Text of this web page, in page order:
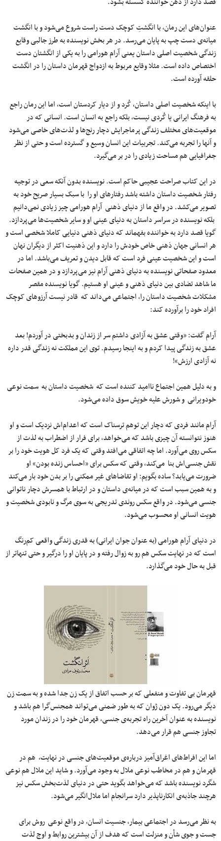
عنوان‌های این رمان، با انگشتِ کوچک دست راست شروع می‌شود و با انگشت
میانه‌ی دست چپ به پایان می‌رسد. در هر بخش نویسنده به طرز جالبی وقایع
زندگی شخصیت اصلی داستان یعنی آرام هورامی را به یکی از انگشتان دست
اختصاص داده است. مثلا وقایع مربوط به ازدواج قهرمان داستان را در انگشت
حلقه آورده است.
با اینکه شخصیت اصلی داستان، کُرد و از دیار کردستان است، اما این رمان راجع
به فرهنگ ایرانی یا کُردی نیست، بلکه راجع به انسان است. انسانی که در
موقعیت‌های مختلف زندگی پرماجرایش دچار رنج‌ها و لذت‌های خاصی می‌شود
و آنها را تجربه می‌کند. تجربیات این انسان وسیع و گسترده است و حتی از نظر
جغرافیایی هم مساحت زیادی را در بر می‌گیرد.
در این کتاب صراحت عجیبی حاکم است. نویسنده بدون آنکه سعی در توجیه
رفتار شخصیت داستان داشته باشد رفتارهای او را با سبک بسیار صریح خود به
تصویر می‌کشد. در واقع ما از دنیای ذهنی آرام هورامی چیز زیادی نمی‌دانیم
بلکه نویسنده در سراسر داستان به دنیای عینی او و سایر شخصیت‌ها می‌پردازد.
گویا قصد دارد به خواننده بفهماند که دنیای ذهنی دنیایی کاملا شخصی است و
هر انسانی جهان ذهنی خاص خودش را دارد و این ذهنیت اکثر از دیگران نهان
است و این شخصیت عینی فرد است که قابل دیدن و تعریف می‌باشد. اما در
معدود صفحاتی نویسنده به دنیای ذهنی آرام نیز می‌پردازد و در همین صفحات
ما شاهد تضادی بین دنیای ذهنی و عینی او هستیم. گویا نویسنده مقصر
مشکلات شخصیت داستان را‌، اجتماعی می‌داند که قادر نیست آرزوهای کوچک
افراد خود را برآورده کند:
آرام گفت: «وقتی عشق به آزادی داشتم سر از زندان و بدبختی در آوردم! بعد
عشق به زندگی پیدا کردم و به اینجا رسیدم. توی این مملکت نه زندگی قدر داره
نه آزادی ارزش»!
و به دلیل همین اجتماع ناامید کننده است که شخصیت داستان به سمت نوعی
خودویرانی و شورش علیه خویش سوق داده می‌شود.
آرام مانند فردی که دچار این توهم ترسناک است که اعدام‌اش نزدیک است و او
هنوز نتوانسته آن چیزی باشد که می‌خواهد، برای فرار از اضطراب به لذت از
سکس روی می‌آورد. اما چه اتفاقی می‌افتد وقتی که یک فرد کل هویت خود را بر
نقش جنسی‌اش بنا می‌کند، وقتی که سکس برای «احساس زنده بودن» او
ضرورت می‌یابد؟ ساده بگویم: او تقاضاهای غیر ممکنی را بر بدن خود بار می‌کند
و به همین سبب است که در میانه‌ی داستان و در ارتباط با همسرش دچار ناتوانی
جنسی می‌شود. در واقع سکس روندی تدریجی به سوی مرگ و نابودی شخصیت و
هویت انسانی او محسوب می‌شود.
در دنیای آرام هورامی (به عنوان جوان ایرانی) به قدری زندگی واقعی کم‌رنگ
است که در نهایت سکس هم رو به زوال رفته و در پایان او را درگیر و حتی تنهاتر از
قبل به حال خود می‌گذارد.
قهرمان بی تفاوت و منفعلی که بر حسب اتفاق از یک زن جدا شده و به سمت زن
دیگر می‌رود. یک دون ژوان که به طور ضمنی می‌تواند همجنس‌گرا هم باشد و
نویسنده به عنوان آخرین راه تجربه‌ی جنسی، قهرمان خود را در زندان مورد
تجاوز جنسی هم قرار می‌دهد.
اما این افراط‌های اغراق‌آمیز درباره‌ی موقعیت‌های جنسی در نهایت، هم در
قهرمان و هم در مخاطب نوعی ملال به وجود می‌آورد. و شاید این ملال هم نوعی
شگرد نویسنده باشد که می‌خواهد بگوید حتی در دنیای لذت‌بخش سکس نیز
هرچند جاذبه‌ی انکارناپذیر دارد سرانجام اما ملال‌انگیر می‌شود.
به نظر می‌رسد در اجتماعی بیمار، جنسیت انسان‌، در واقع نوعی روش برای
جست و جوی شأن و منزلت است که هدف از آن بیشترین روابط و اوج لذت